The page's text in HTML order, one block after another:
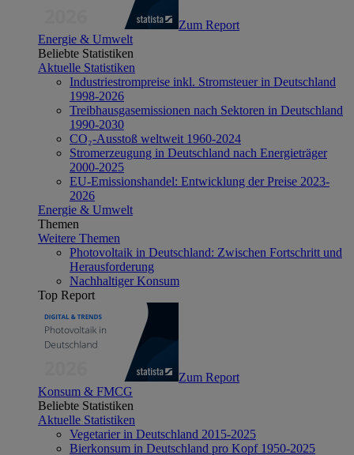
Zum Report
Energie & Umwelt
Beliebte Statistiken
Aktuelle Statistiken
Industriestrompreise inkl. Stromsteuer in Deutschland
1998-2026
Treibhausgasemissionen nach Sektoren in Deutschland
1990-2030
CO₂-Ausstoß weltweit 1960-2024
Stromerzeugung in Deutschland nach Energieträger
2000-2025
EU-Emissionshandel: Entwicklung der Preise 2023-
2026
Energie & Umwelt
Themen
Weitere Themen
Photovoltaik in Deutschland: Zwischen Fortschritt und
Herausforderung
Nachhaltiger Konsum
Top Report
Zum Report
Konsum & FMCG
Beliebte Statistiken
Aktuelle Statistiken
Vegetarier in Deutschland 2015-2025
Bierkonsum in Deutschland pro Kopf 1950-2025